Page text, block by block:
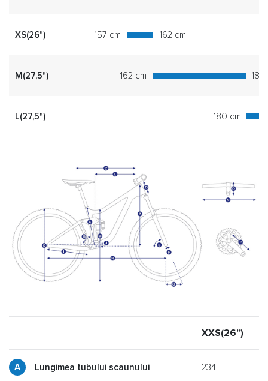
XS(26") 157 cm 162 cm
M(27,5") 162 cm 180
L(27,5") 180 cm
XXS(26")
Lungimea tubului scaunului 234